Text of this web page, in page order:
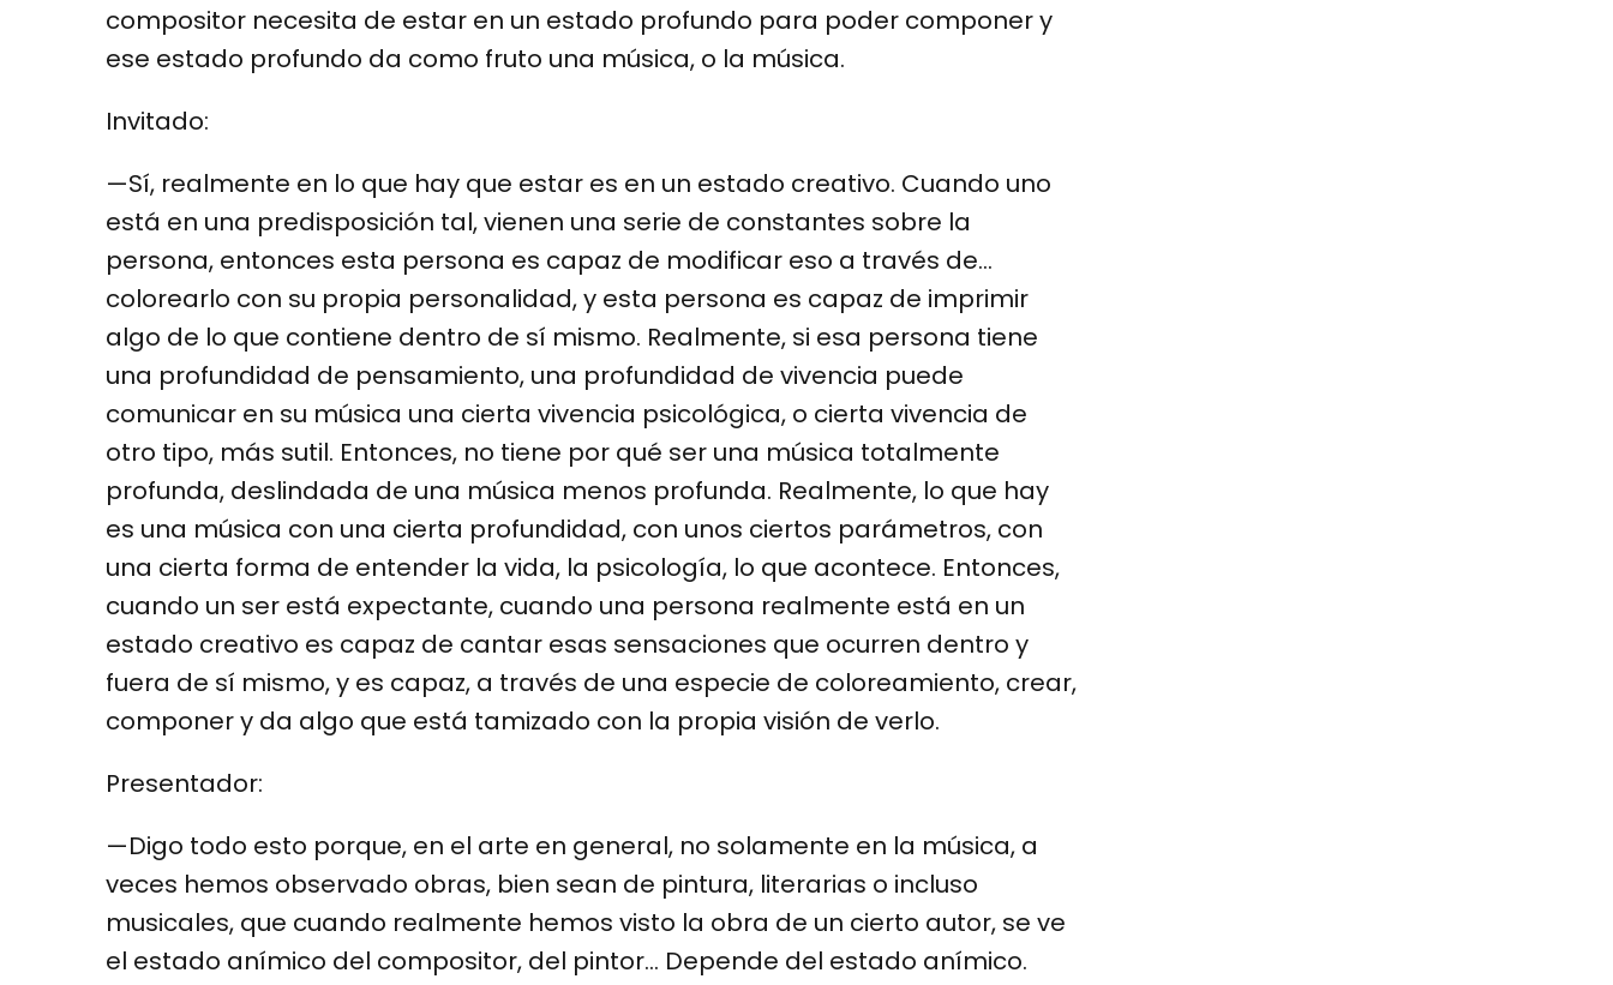
compositor necesita de estar en un estado profundo para poder componer y
ese estado profundo da como fruto una música, o la música.
Invitado:
—Sí, realmente en lo que hay que estar es en un estado creativo. Cuando uno
está en una predisposición tal, vienen una serie de constantes sobre la
persona, entonces esta persona es capaz de modificar eso a través de…
colorearlo con su propia personalidad, y esta persona es capaz de imprimir
algo de lo que contiene dentro de sí mismo. Realmente, si esa persona tiene
una profundidad de pensamiento, una profundidad de vivencia puede
comunicar en su música una cierta vivencia psicológica, o cierta vivencia de
otro tipo, más sutil. Entonces, no tiene por qué ser una música totalmente
profunda, deslindada de una música menos profunda. Realmente, lo que hay
es una música con una cierta profundidad, con unos ciertos parámetros, con
una cierta forma de entender la vida, la psicología, lo que acontece. Entonces,
cuando un ser está expectante, cuando una persona realmente está en un
estado creativo es capaz de cantar esas sensaciones que ocurren dentro y
fuera de sí mismo, y es capaz, a través de una especie de coloreamiento, crear,
componer y da algo que está tamizado con la propia visión de verlo.
Presentador:
—Digo todo esto porque, en el arte en general, no solamente en la música, a
veces hemos observado obras, bien sean de pintura, literarias o incluso
musicales, que cuando realmente hemos visto la obra de un cierto autor, se ve
el estado anímico del compositor, del pintor… Depende del estado anímico.